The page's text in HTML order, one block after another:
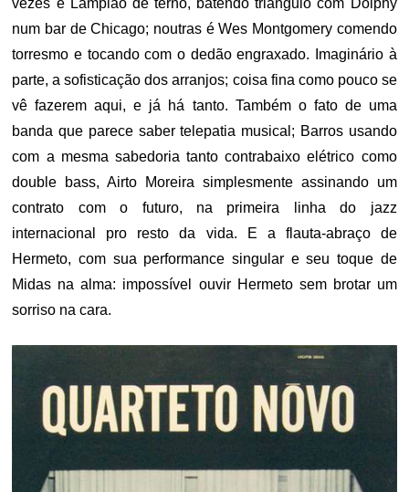
num bar de Chicago; noutras é Wes Montgomery comendo
torresmo e tocando com o dedão engraxado. Imaginário à
parte, a sofisticação dos arranjos; coisa fina como pouco se
vê fazerem aqui, e já há tanto. Também o fato de uma
banda que parece saber telepatia musical; Barros usando
com a mesma sabedoria tanto contrabaixo elétrico como
double bass, Airto Moreira simplesmente assinando um
contrato com o futuro, na primeira linha do jazz
internacional pro resto da vida. E a flauta-abraço de
Hermeto, com sua performance singular e seu toque de
Midas na alma: impossível ouvir Hermeto sem brotar um
sorriso na cara.